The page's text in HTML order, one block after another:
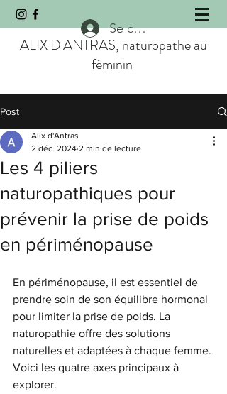
ALIX D'ANTRAS, naturopathe au
féminin
Se connecter
Post
Les 4 piliers
naturopathiques pour
prévenir la prise de poids
en périménopause
Alix d'Antras
2 déc. 2024 2 min de lecture
En périménopause, il est essentiel de
prendre soin de son équilibre hormonal
pour limiter la prise de poids. La
naturopathie offre des solutions
naturelles et adaptées à chaque femme.
Voici les quatre axes principaux à
explorer.